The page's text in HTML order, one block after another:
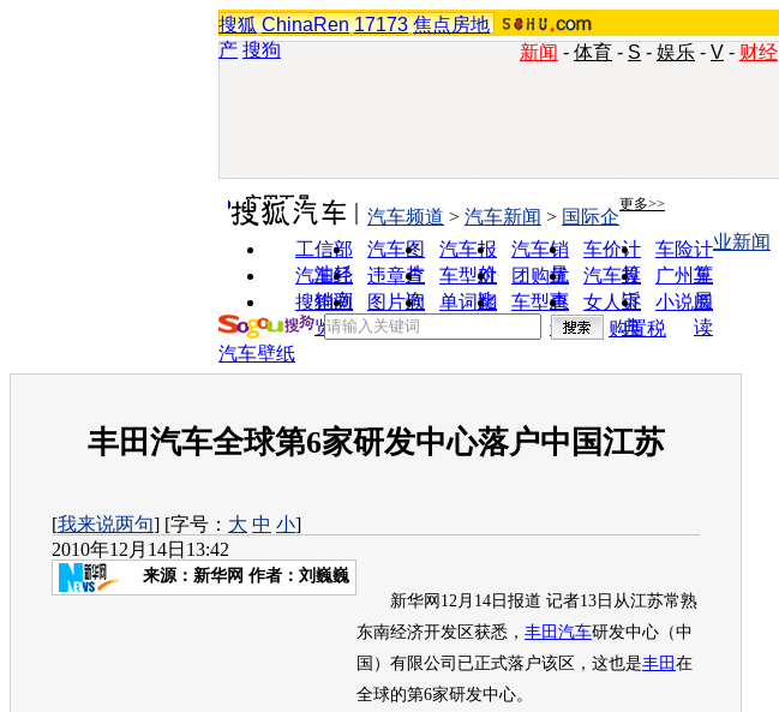
搜狐 ChinaRen 17173 焦点房地
产 搜狗 新闻 - 体育 - S - 娱乐 - V - 财经
实用工具 更多>>
工信部
油耗
汽车图
片
汽车报
价
汽车销
量
车价计
算
车险计
算
汽车经
销商
违章查
询
车型对
比
团购优
惠
汽车投
诉
广州车
展
搜狗浏
览器
图片欣
赏
单词翻
车型查
询
女人宝
典
小说阅
读
汽车频道 > 汽车新闻 > 国际企
业新闻
购置税
汽车壁纸
丰田汽车全球第6家研发中心落户中国江苏
[我来说两句] [字号： 大 中 小]
2010年12月14日13:42
来源： 新华网 作者：刘巍巍
新华网12月14日报道 记者13日从江苏常熟
东南经济开发区获悉， 丰田汽车研发中心（中
国）有限公司已正式落户该区，这也是丰田 在
全球的第6家研发中心。